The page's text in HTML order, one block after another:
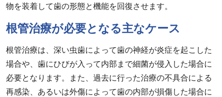
物を装着して歯の形態と機能を回復させます。
根管治療が必要となる主なケース
根管治療は、深い虫歯によって歯の神経が炎症を起こした
場合や、歯にひびが入って内部まで細菌が侵入した場合に
必要となります。また、過去に行った治療の不具合による
再感染、あるいは外傷によって歯の内部が損傷した場合に